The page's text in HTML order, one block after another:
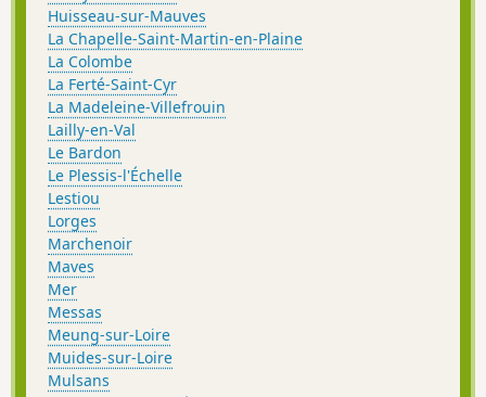
Huisseau-sur-Mauves
La Chapelle-Saint-Martin-en-Plaine
La Colombe
La Ferté-Saint-Cyr
La Madeleine-Villefrouin
Lailly-en-Val
Le Bardon
Le Plessis-l'Échelle
Lestiou
Lorges
Marchenoir
Maves
Mer
Messas
Meung-sur-Loire
Muides-sur-Loire
Mulsans